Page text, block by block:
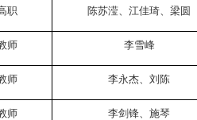
职 陈苏滢、江佳琦、梁圆
师 李雪峰
师 李永杰、刘陈
师 李剑锋、施琴